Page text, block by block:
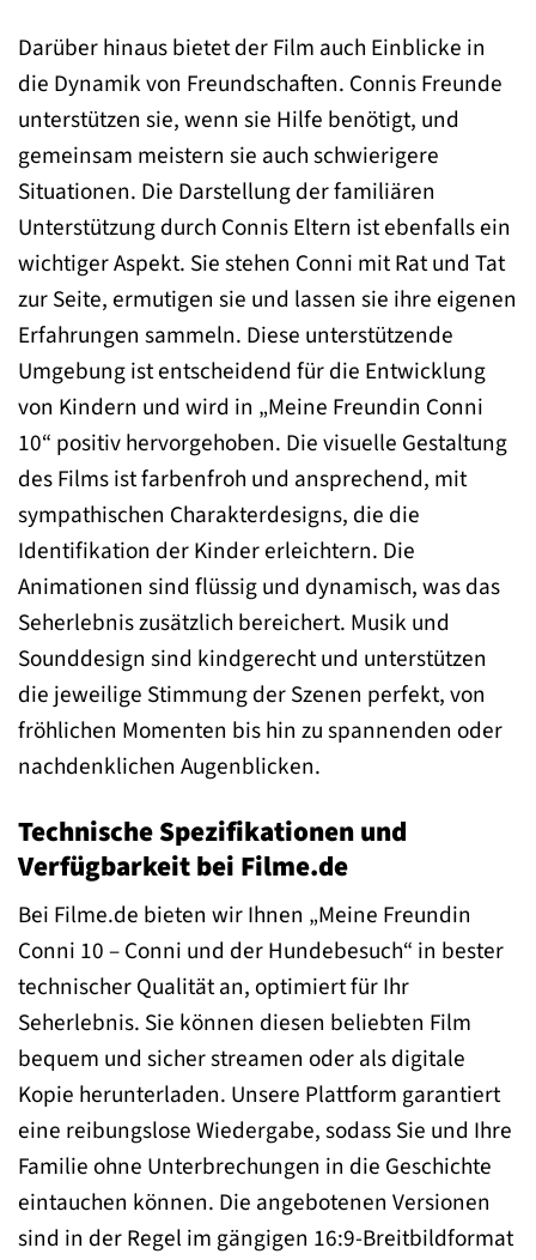
Darüber hinaus bietet der Film auch Einblicke in
die Dynamik von Freundschaften. Connis Freunde
unterstützen sie, wenn sie Hilfe benötigt, und
gemeinsam meistern sie auch schwierigere
Situationen. Die Darstellung der familiären
Unterstützung durch Connis Eltern ist ebenfalls ein
wichtiger Aspekt. Sie stehen Conni mit Rat und Tat
zur Seite, ermutigen sie und lassen sie ihre eigenen
Erfahrungen sammeln. Diese unterstützende
Umgebung ist entscheidend für die Entwicklung
von Kindern und wird in „Meine Freundin Conni
10“ positiv hervorgehoben. Die visuelle Gestaltung
des Films ist farbenfroh und ansprechend, mit
sympathischen Charakterdesigns, die die
Identifikation der Kinder erleichtern. Die
Animationen sind flüssig und dynamisch, was das
Seherlebnis zusätzlich bereichert. Musik und
Sounddesign sind kindgerecht und unterstützen
die jeweilige Stimmung der Szenen perfekt, von
fröhlichen Momenten bis hin zu spannenden oder
nachdenklichen Augenblicken.
Technische Spezifikationen und
Verfügbarkeit bei Filme.de
Bei Filme.de bieten wir Ihnen „Meine Freundin
Conni 10 – Conni und der Hundebesuch“ in bester
technischer Qualität an, optimiert für Ihr
Seherlebnis. Sie können diesen beliebten Film
bequem und sicher streamen oder als digitale
Kopie herunterladen. Unsere Plattform garantiert
eine reibungslose Wiedergabe, sodass Sie und Ihre
Familie ohne Unterbrechungen in die Geschichte
eintauchen können. Die angebotenen Versionen
sind in der Regel im gängigen 16:9-Breitbildformat